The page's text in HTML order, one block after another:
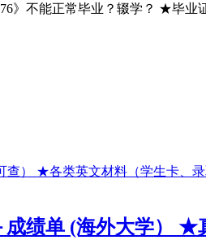
》不能正常毕业？辍学？ ★毕
绩单 (海外大学） ★